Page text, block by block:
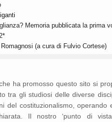
Memoria pubblicata la prima
(a cura di Fulvio Cortese)
ha promosso questo sito si
tra gli studiosi delle diverse
del costituzionalismo, operando
Il nostro ‘punto di